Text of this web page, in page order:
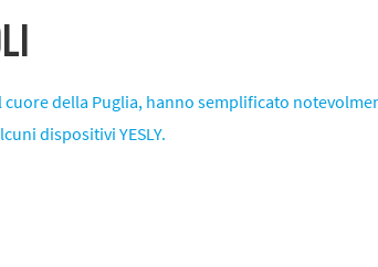
della Puglia, hanno semplificato
dispositivi YESLY.